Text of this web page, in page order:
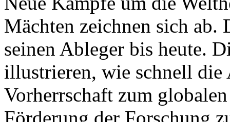
Mächten zeichnen sich
seinen Ableger bis heute.
illustrieren, wie schnell die
Vorherrschaft zum
Förderung der Forschung